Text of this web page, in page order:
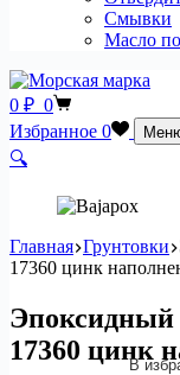
Смывки
Масло
Корзина
0 ₽ 0
Избранное 0
🔍
Главная Грунтовки
17360 цинк
Эпоксидный
17360 цинк
В